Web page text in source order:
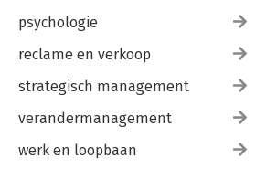
psychologie
reclame en verkoop
strategisch management
verandermanagement
werk en loopbaan